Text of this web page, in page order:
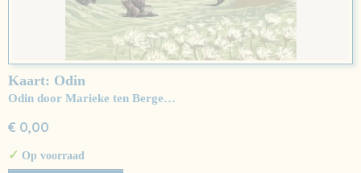
Kaart: Odin
Odin door Marieke ten Berge…
€ 0,00
✓ Op voorraad